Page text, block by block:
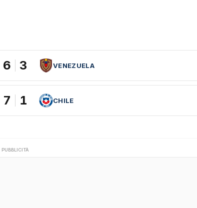
6 3 VENEZUELA
7 1 CHILE
PUBBLICITÀ